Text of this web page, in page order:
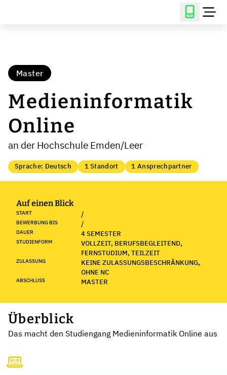
Master
Medieninformatik
Online
an der Hochschule Emden/Leer
Sprache: Deutsch 1 Standort 1 Ansprechpartner
Auf einen Blick
START /
BEWERBUNG BIS /
DAUER 4 SEMESTER
STUDIENFORM
VOLLZEIT, BERUFSBEGLEITEND,
FERNSTUDIUM, TEILZEIT
ZULASSUNG
KEINE ZULASSUNGSBESCHRÄNKUNG,
OHNE NC
ABSCHLUSS MASTER
Überblick
Das macht den Studiengang Medieninformatik Online aus